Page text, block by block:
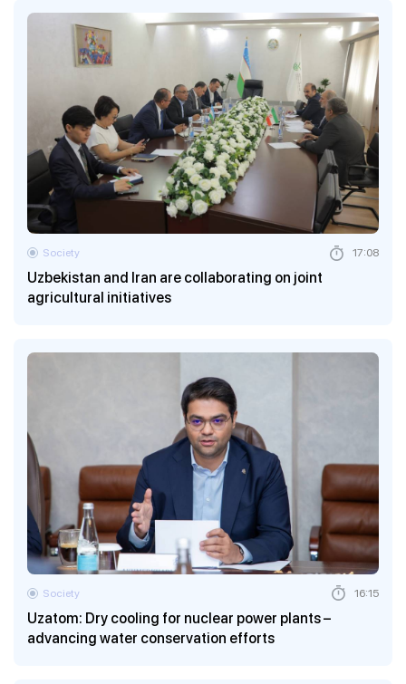
Uzbekistan and Iran are collaborating on joint
agricultural initiatives
Society 17:08
Uzatom: Dry cooling for nuclear power plants –
advancing water conservation efforts
Society 16:15